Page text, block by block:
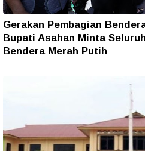
Gerakan Pembagian
Bupati Asahan Minta
Bendera Merah Putih